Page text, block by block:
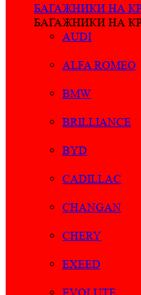
БАГАЖНИКИ НА
БАГАЖНИКИ НА
AUDI
ALFA ROMEO
BMW
BRILLIANCE
BYD
CADILLAC
CHANGAN
CHERY
EXEED